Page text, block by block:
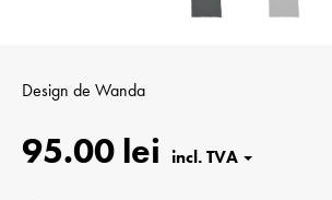
Design de Wanda
95.00 lei